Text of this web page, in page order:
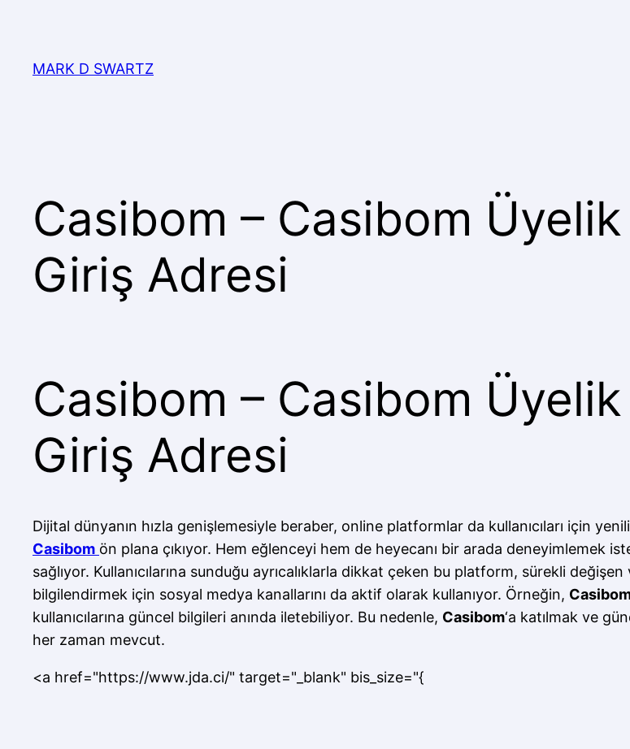
MARK D SWARTZ
Casibom – Casibom
Giriş Adresi
Casibom – Casibom
Giriş Adresi
Dijital dünyanın hızla genişlemesiyle beraber, online platformlar da kullanıcıları için
Casibom ön plana çıkıyor. Hem eğlenceyi hem de heyecanı bir arada deneyimlemek
sağlıyor. Kullanıcılarına sunduğu ayrıcalıklarla dikkat çeken bu platform, sürekli
bilgilendirmek için sosyal medya kanallarını da aktif olarak kullanıyor. Örneğin,
kullanıcılarına güncel bilgileri anında iletebiliyor. Bu nedenle, Casibom‘a katılmak ve
her zaman mevcut.
<a href="https://www.jda.ci/" target="_blank" bis_size="{